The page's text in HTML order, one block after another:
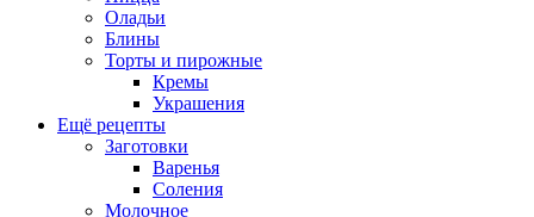
Оладьи
Блины
Торты и пирожные
Кремы
Украшения
Ещё рецепты
Заготовки
Варенья
Соления
Молочное